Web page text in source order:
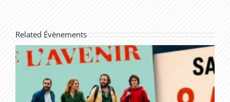
Related Évènements